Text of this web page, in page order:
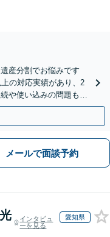
産分割でお悩みです
の対応実績があり、2
や使い込みの問題も分
付中
メールで面談予約
インタビュ
ーを見る
愛知県